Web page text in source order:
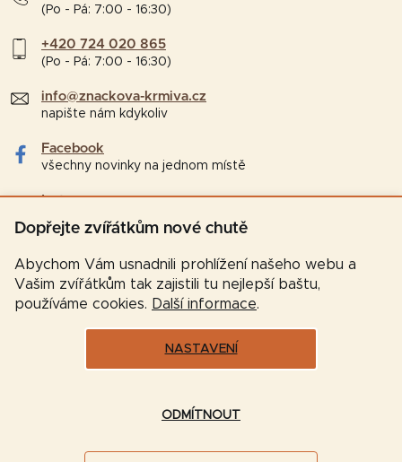
Dopřejte zvířátkům nové chutě
Abychom Vám usnadnili prohlížení našeho webu a
Vašim zvířátkům tak zajistili tu nejlepší baštu,
používáme cookies. Další informace.
NASTAVENÍ
ODMÍTNOUT
(Po - Pá: 7:00 - 16:30)
+420 724 020 865
(Po - Pá: 7:00 - 16:30)
info@znackova-krmiva.cz
napište nám kdykoliv
Facebook
všechny novinky na jednom místě
Instagram
tipy a zajímavosti pro chovatele
Vytvořil Shoptet
Copyright 2026 . Všechna práva